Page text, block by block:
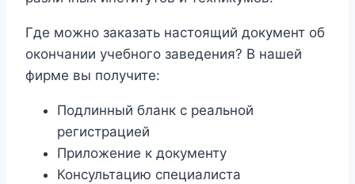
Где можно заказать настоящий документ об
окончании учебного заведения? В нашей
фирме вы получите:
Подлинный бланк с реальной
регистрацией
Приложение к документу
Консультацию специалиста